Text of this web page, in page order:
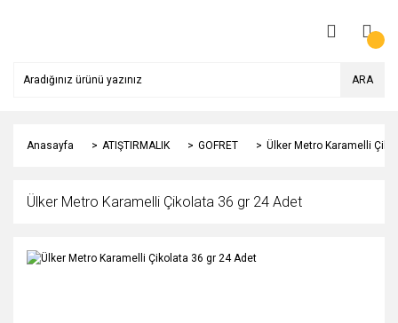
ARA
Anasayfa ATIŞTIRMALIK GOFRET Ülker Metro Karamelli
Ülker Metro Karamelli Çikolata 36 gr 24 Adet